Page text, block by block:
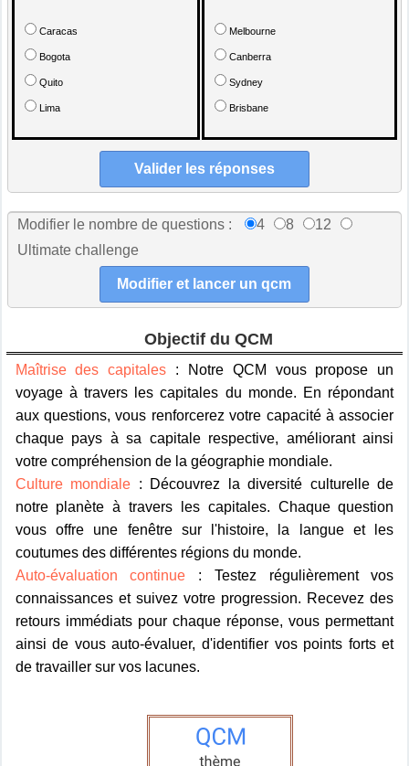
Caracas
Bogota
Quito
Lima
Melbourne
Canberra
Sydney
Brisbane
Modifier le nombre de questions : 4 8
12
Ultimate challenge
Objectif du QCM
Maîtrise des capitales : Notre QCM vous propose un
voyage à travers les capitales du monde. En répondant
aux questions, vous renforcerez votre capacité à associer
chaque pays à sa capitale respective, améliorant ainsi
votre compréhension de la géographie mondiale.
Culture mondiale : Découvrez la diversité culturelle de
notre planète à travers les capitales. Chaque question
vous offre une fenêtre sur l'histoire, la langue et les
coutumes des différentes régions du monde.
Auto-évaluation continue : Testez régulièrement vos
connaissances et suivez votre progression. Recevez des
retours immédiats pour chaque réponse, vous permettant
ainsi de vous auto-évaluer, d'identifier vos points forts et
de travailler sur vos lacunes.